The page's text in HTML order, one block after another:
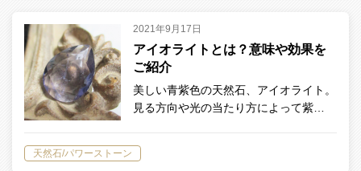
2021年9月17日
アイオライトとは？意味や効果を
ご紹介
美しい青紫色の天然石、アイオライト。
見る方向や光の当たり方によって紫…
天然石/パワーストーン